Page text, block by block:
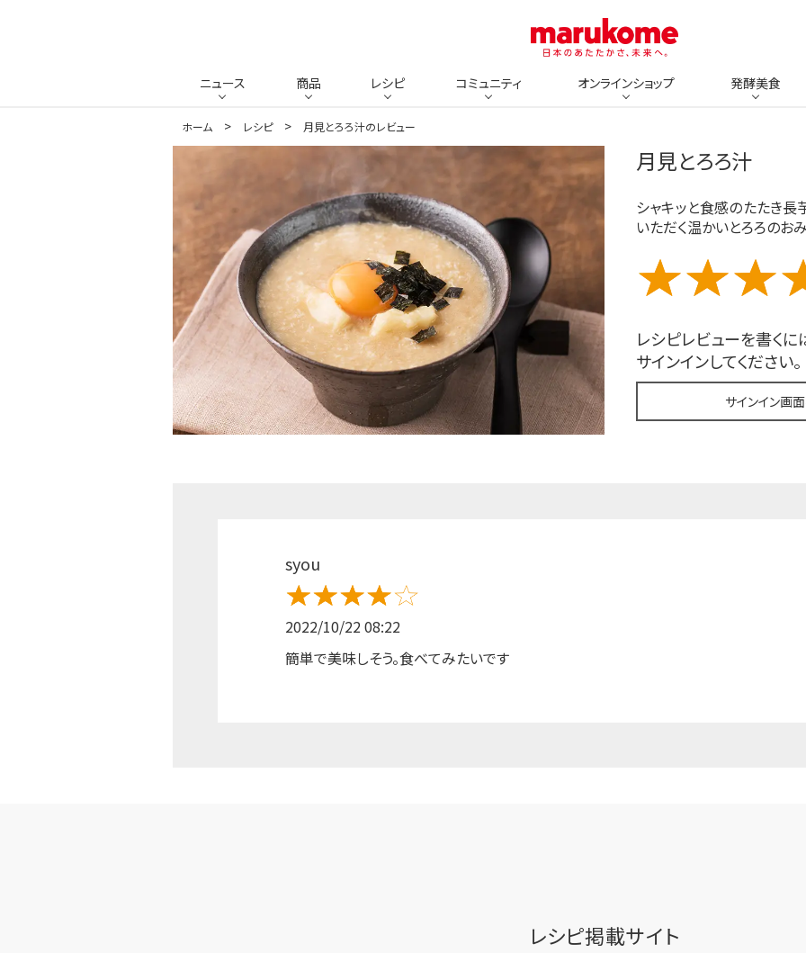
ニュース 商品 レシピ コミュニティ オンラインショップ 発酵美食
ホーム レシピ 月見とろろ汁のレビュー
月見とろろ汁
シャキッと食感のたたき長
いただく温かいとろろのお
レシピレビューを書くに
サインインしてください。
サインイン画
syou
2022/10/22 08:22
簡単で美味しそう。食べてみたいです
レシピ掲載サイト